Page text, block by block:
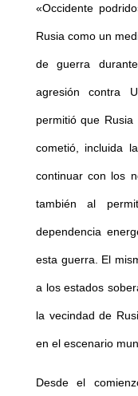
«Occidente
Rusia como un
de guerra
agresión contra
permitió que
cometió, incluida
continuar con los
también al
dependencia
esta guerra. El
a los estados
la vecindad de
en el escenario
Desde el